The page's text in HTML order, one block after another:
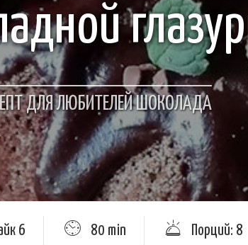
ДЛЯ ЛЮБИТЕЛЕЙ ШОКОЛАДА
6 80 min Порций: 8